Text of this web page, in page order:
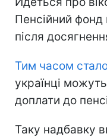
Пенсійний фонд
після
Тим часом
українці
доплати до
Таку надбавку